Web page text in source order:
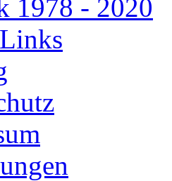
1978 - 2020